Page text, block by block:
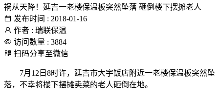
祸从天降！延吉一老楼保温板突然坠落 砸倒楼下摆摊老人
发布时间 : 2018-01-16
作者 : 瑞联保温
访问数量 : 3884
扫码分享至微信
7月12日8时许，延吉市大宇饭店附近一老楼保温板突然坠
落，不幸将楼下摆摊卖菜的老人砸倒在地。